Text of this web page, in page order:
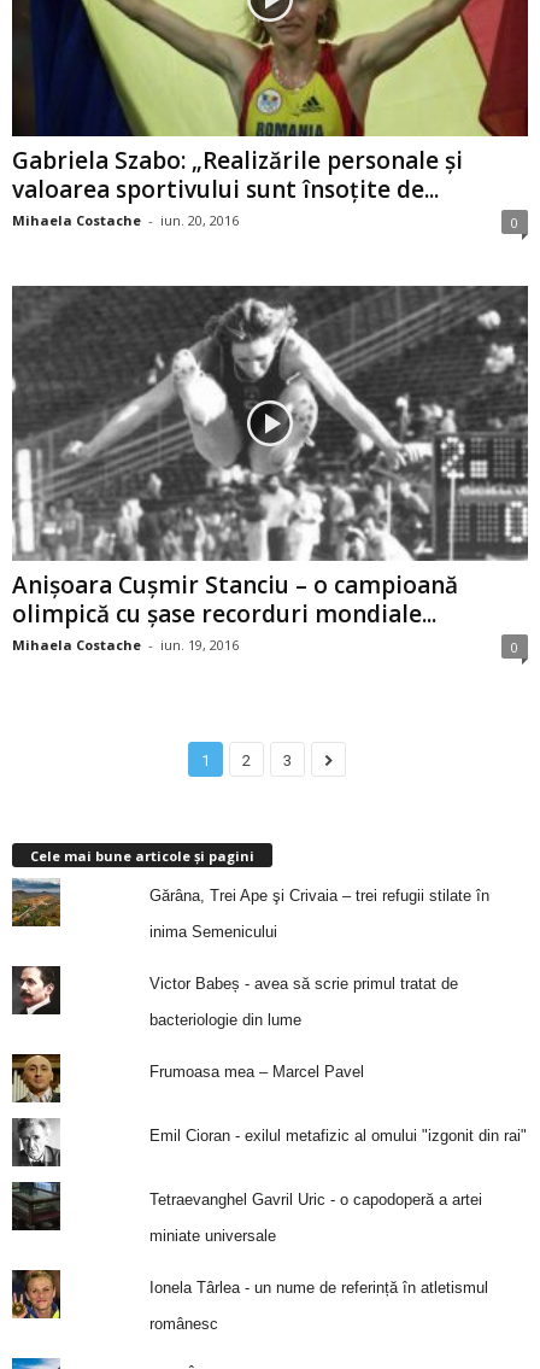
Gabriela Szabo: „Realizările personale şi
valoarea sportivului sunt însoţite de...
Mihaela Costache - iun. 20, 2016 0
Anişoara Cuşmir Stanciu – o campioană
olimpică cu şase recorduri mondiale...
Mihaela Costache - iun. 19, 2016 0
1 2 3
Cele mai bune articole și pagini
Gărâna, Trei Ape şi Crivaia – trei refugii stilate în
inima Semenicului
Victor Babeș - avea să scrie primul tratat de
bacteriologie din lume
Frumoasa mea – Marcel Pavel
Emil Cioran - exilul metafizic al omului "izgonit din rai"
Tetraevanghel Gavril Uric - o capodoperă a artei
miniate universale
Ionela Târlea - un nume de referință în atletismul
românesc